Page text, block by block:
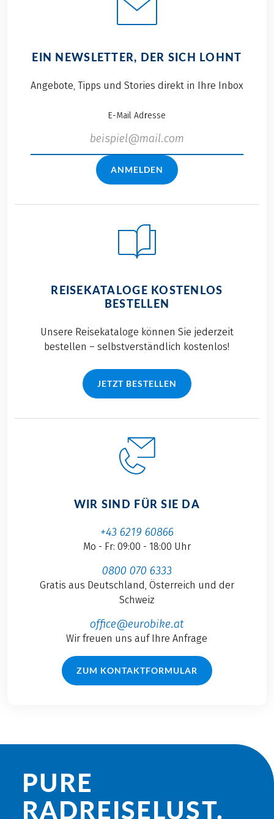
EIN NEWSLETTER, DER SICH LOHNT
Angebote, Tipps und Stories direkt in Ihre Inbox
E-Mail Adresse
ANMELDEN
REISEKATALOGE KOSTENLOS
BESTELLEN
Unsere Reisekataloge können Sie jederzeit
bestellen – selbstverständlich kostenlos!
JETZT BESTELLEN
WIR SIND FÜR SIE DA
+43 6219 60866
Mo - Fr: 09:00 - 18:00 Uhr
0800 070 6333
Gratis aus Deutschland, Österreich und der
Schweiz
office@eurobike.at
Wir freuen uns auf Ihre Anfrage
ZUM KONTAKTFORMULAR
PURE
RADREISE­LUST.